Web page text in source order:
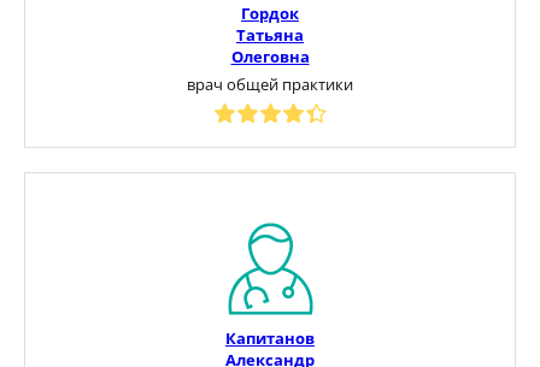
Гордок
Татьяна
Олеговна
врач общей практики
Капитанов
Александр